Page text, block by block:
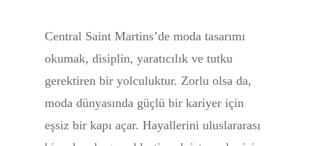
Central Saint Martins’de moda tasarımı
okumak, disiplin, yaratıcılık ve tutku
gerektiren bir yolculuktur. Zorlu olsa da,
moda dünyasında güçlü bir kariyer için
eşsiz bir kapı açar. Hayallerini uluslararası